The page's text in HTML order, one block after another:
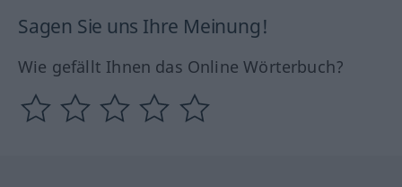
Sagen Sie uns Ihre Meinung!
Wie gefällt Ihnen das Online Wörterbuch?